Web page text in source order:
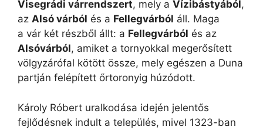
Visegrádi várrendszert, mely a Vízibástyából,
az Alsó várból és a Fellegvárból áll. Maga
a vár két részből állt: a Fellegvárból és az
Alsóvárból, amiket a tornyokkal megerősített
völgyzárófal kötött össze, mely egészen a Duna
partján felépített őrtoronyig húzódott.
Károly Róbert uralkodása idején jelentős
fejlődésnek indult a település, mivel 1323-ban